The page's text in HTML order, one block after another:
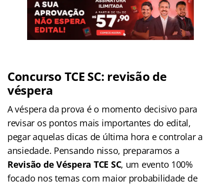
Concurso TCE SC: revisão de
véspera
A véspera da prova é o momento decisivo para
revisar os pontos mais importantes do edital,
pegar aquelas dicas de última hora e controlar a
ansiedade. Pensando nisso, preparamos a
Revisão de Véspera TCE SC, um evento 100%
focado nos temas com maior probabilidade de